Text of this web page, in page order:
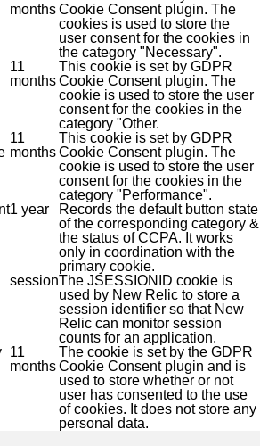
monthsCookie Consent plugin. The
cookies is used to store the
user consent for the cookies in
the category "Necessary".
11
months
This cookie is set by GDPR
Cookie Consent plugin. The
cookie is used to store the user
consent for the cookies in the
category "Other.
11
months
This cookie is set by GDPR
Cookie Consent plugin. The
cookie is used to store the user
consent for the cookies in the
category "Performance".
1 year
Records the default button state
of the corresponding category &
the status of CCPA. It works
only in coordination with the
primary cookie.
sessionThe JSESSIONID cookie is
used by New Relic to store a
session identifier so that New
Relic can monitor session
counts for an application.
11
months
The cookie is set by the GDPR
Cookie Consent plugin and is
used to store whether or not
user has consented to the use
of cookies. It does not store any
personal data.